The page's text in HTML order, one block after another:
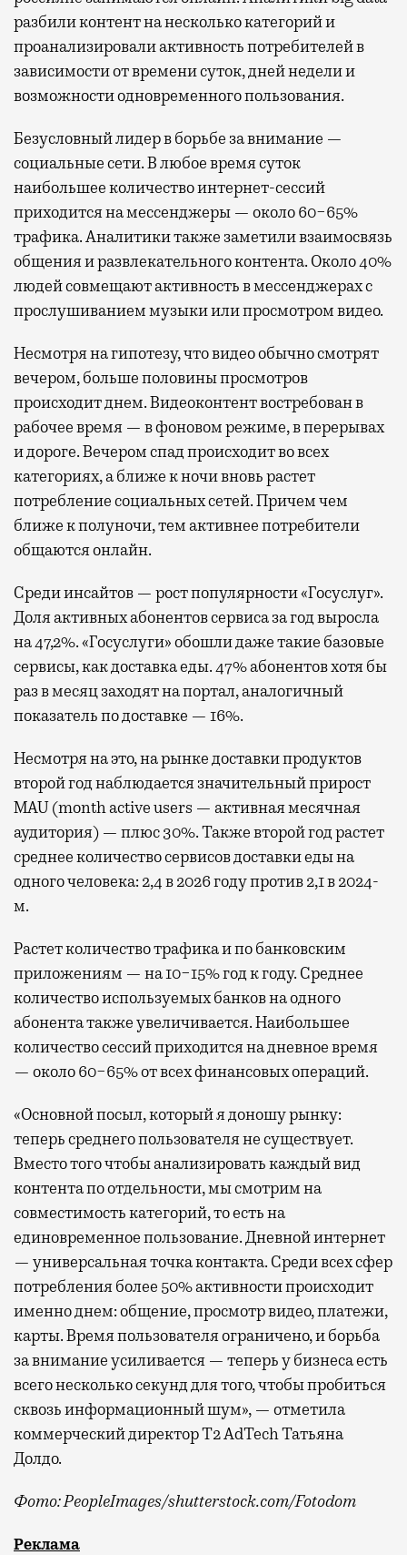
разбили контент на несколько категорий и
проанализировали активность потребителей в
зависимости от времени суток, дней недели и
возможности одновременного пользования.
Безусловный лидер в борьбе за внимание —
социальные сети. В любое время суток
наибольшее количество интернет-сессий
приходится на мессенджеры — около 60−65%
трафика. Аналитики также заметили взаимосвязь
общения и развлекательного контента. Около 40%
людей совмещают активность в мессенджерах с
прослушиванием музыки или просмотром видео.
Несмотря на гипотезу, что видео обычно смотрят
вечером, больше половины просмотров
происходит днем. Видеоконтент востребован в
рабочее время — в фоновом режиме, в перерывах
и дороге. Вечером спад происходит во всех
категориях, а ближе к ночи вновь растет
потребление социальных сетей. Причем чем
ближе к полуночи, тем активнее потребители
общаются онлайн.
Среди инсайтов — рост популярности «Госуслуг».
Доля активных абонентов сервиса за год выросла
на 47,2%. «Госуслуги» обошли даже такие базовые
сервисы, как доставка еды. 47% абонентов хотя бы
раз в месяц заходят на портал, аналогичный
показатель по доставке — 16%.
Несмотря на это, на рынке доставки продуктов
второй год наблюдается значительный прирост
MAU (month active users — активная месячная
аудитория) — плюс 30%. Также второй год растет
среднее количество сервисов доставки еды на
одного человека: 2,4 в 2026 году против 2,1 в 2024-
м.
Растет количество трафика и по банковским
приложениям — на 10−15% год к году. Среднее
количество используемых банков на одного
абонента также увеличивается. Наибольшее
количество сессий приходится на дневное время
— около 60−65% от всех финансовых операций.
«Основной посыл, который я доношу рынку:
теперь среднего пользователя не существует.
Вместо того чтобы анализировать каждый вид
контента по отдельности, мы смотрим на
совместимость категорий, то есть на
единовременное пользование. Дневной интернет
— универсальная точка контакта. Среди всех сфер
потребления более 50% активности происходит
именно днем: общение, просмотр видео, платежи,
карты. Время пользователя ограничено, и борьба
за внимание усиливается — теперь у бизнеса есть
всего несколько секунд для того, чтобы пробиться
сквозь информационный шум», — отметила
коммерческий директор Т2 AdTech Татьяна
Долдо.
Фото: PeopleImages/shutterstock.com/Fotodom
Мобильный оператор Т2 изучил модели интернет-
Реклама